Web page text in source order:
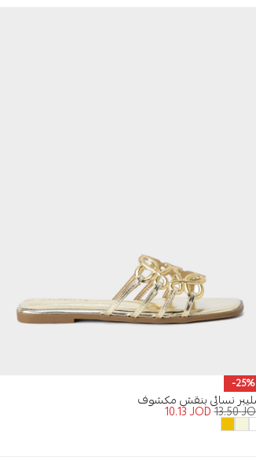
-25%
نسائي بنقش مكشوف
13.50
10.13JOD